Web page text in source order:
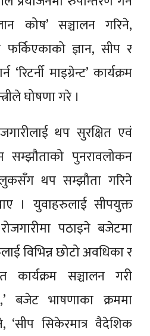
कोष’ सञ्चालन गरिने,
फर्किएकाको ज्ञान, सीप र
माइग्रेन्ट’ कार्यक्रम
घोषणा गरे ।
थप सुरक्षित एवं
सम्झौताको पुनरावलोकन
थप सम्झौता गरिने
। युवाहरुलाई सीपयुक्त
पठाइने बजेटमा
विभिन्न छोटो अवधिका र
कार्यक्रम सञ्चालन गरी
बजेट भाषणाका क्रममा
‘सीप सिकेरमात्र वैदेशिक